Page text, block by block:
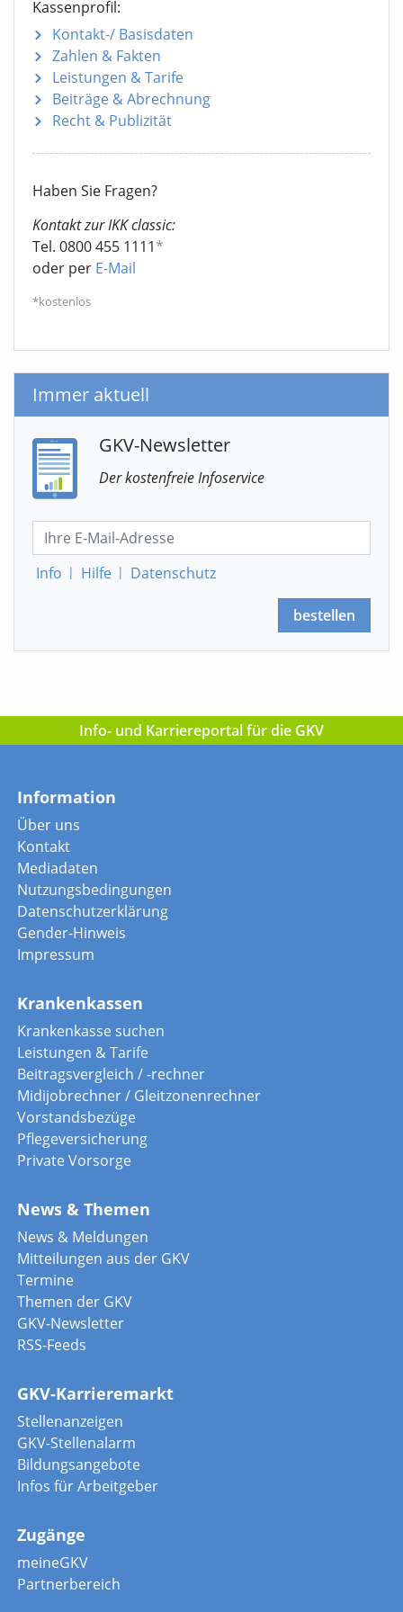
Kassenprofil:
Kontakt-/ Basisdaten
Zahlen & Fakten
Leistungen & Tarife
Beiträge & Abrechnung
Recht & Publizität
Haben Sie Fragen?
Kontakt zur IKK classic:
Tel. 0800 455 1111*
oder per E-Mail
*kostenlos
Immer aktuell
GKV-Newsletter
Der kostenfreie Infoservice
Info | Hilfe | Datenschutz
bestellen
Info- und Karriereportal für die GKV
Information
Über uns
Kontakt
Mediadaten
Nutzungsbedingungen
Datenschutzerklärung
Gender-Hinweis
Impressum
Krankenkassen
Krankenkasse suchen
Leistungen & Tarife
Beitragsvergleich / -rechner
Midijobrechner / Gleitzonenrechner
Vorstandsbezüge
Pflegeversicherung
Private Vorsorge
News & Themen
News & Meldungen
Mitteilungen aus der GKV
Termine
Themen der GKV
GKV-Newsletter
RSS-Feeds
GKV-Karrieremarkt
Stellenanzeigen
GKV-Stellenalarm
Bildungsangebote
Infos für Arbeitgeber
Zugänge
meineGKV
Partnerbereich